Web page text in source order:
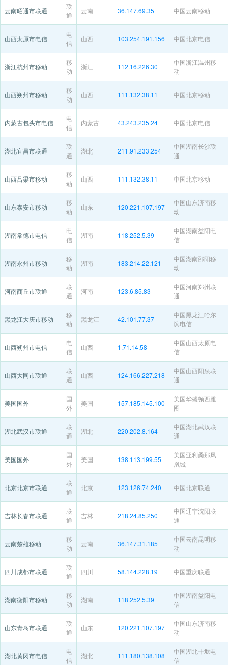
云南昭通市联通
联
通
云南 36.147.69.35 中国云南移动
山西太原市电信
电
信
山西 103.254.191.156 中国北京电信
浙江杭州市移动
移
动
浙江 112.16.226.30
中国浙江温州移
动
山西朔州市移动
移
动
山西 111.132.38.11 中国北京移动
内蒙古包头市电信
电
信
内蒙古 43.243.235.24 中国北京电信
湖北宜昌市联通
联
通
湖北 211.91.233.254
中国湖南长沙联
通
山西吕梁市移动
移
动
山西 111.132.38.11 中国北京移动
山东泰安市移动
移
动
山东 120.221.107.197
中国山东济南移
动
湖南常德市电信
电
信
湖南 118.252.5.39
中国湖南益阳电
信
湖南永州市移动
移
动
湖南 183.214.22.121
中国湖南邵阳移
动
河南商丘市联通
联
通
河南 123.6.85.83
中国河南郑州联
通
黑龙江大庆市移动
移
动
黑龙江 42.101.77.37
中国黑龙江哈尔
滨电信
山西朔州市电信
电
信
山西 1.71.14.58
中国山西太原电
信
山西大同市联通
联
通
山西 124.166.227.218
中国山西阳泉联
通
美国国外
国
外
美国 157.185.145.100
美国华盛顿西雅
图
湖北武汉市联通
联
通
湖北 220.202.8.164
中国湖北武汉联
通
美国国外
国
外
美国 138.113.199.55
美国亚利桑那凤
凰城
北京北京市联通
联
通
北京 123.126.74.240 中国北京联通
吉林长春市联通
联
通
吉林 218.24.85.250
中国辽宁沈阳联
通
云南楚雄移动
移
动
云南 36.147.31.185
中国云南昆明移
动
四川成都市联通
联
通
四川 58.144.228.19 中国重庆联通
湖南衡阳市移动
移
动
湖南 118.252.5.39
中国湖南益阳电
信
山东青岛市联通
联
通
山东 120.221.107.197
中国山东济南移
动
湖北黄冈市电信
电
信
湖北 111.180.138.108
中国湖北十堰电
信